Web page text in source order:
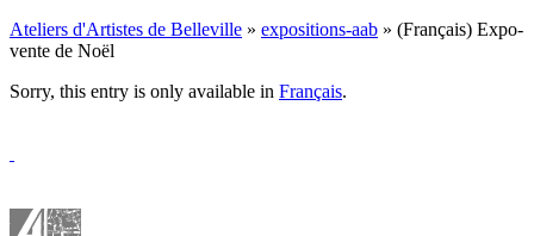
Ateliers d'Artistes de Belleville » expositions-aab » (Français) Expo-
vente de Noël
Sorry, this entry is only available in Français.